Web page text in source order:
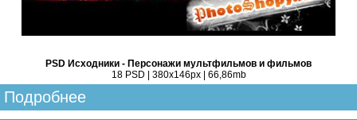
PSD Исходники - Персонажи мультфильмов и фильмов
18 PSD | 380x146px | 66,86mb
Подробнее